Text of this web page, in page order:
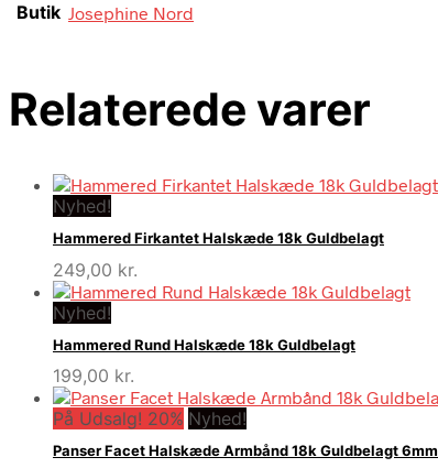
Butik Josephine Nord
Relaterede varer
Nyhed!
Hammered Firkantet Halskæde 18k Guldbelagt
249,00 kr.
Nyhed!
Hammered Rund Halskæde 18k Guldbelagt
199,00 kr.
På Udsalg! 20% Nyhed!
Panser Facet Halskæde Armbånd 18k Guldbelagt 6mm